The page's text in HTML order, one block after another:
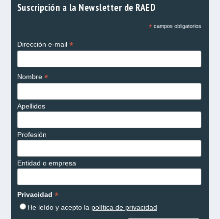
Suscripción a la Newsletter de RAED
*campos obligatorios
Dirección e-mail *
Nombre *
Apellidos
Profesión
Entidad o empresa
Privacidad *
He leído y acepto la política de privacidad